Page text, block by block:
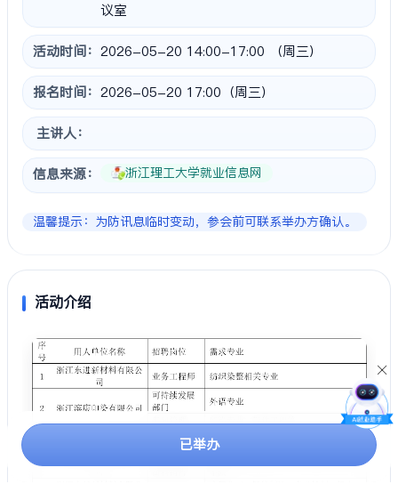
议室
活动时间： 2026-05-20 14:00-17:00 （周三）
报名时间： 2026-05-20 17:00（周三）
主讲人：
信息来源： 浙江理工大学就业信息网
温馨提示：为防讯息临时变动，参会前可联系举办方确认。
活动介绍
已举办